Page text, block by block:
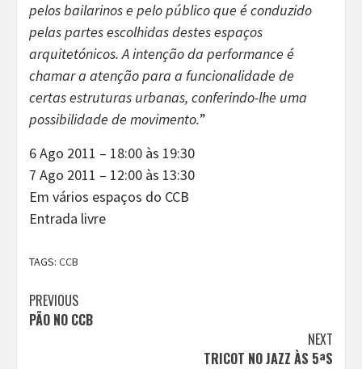
pelos bailarinos e pelo público que é conduzido
pelas partes escolhidas destes espaços
arquitetónicos. A intenção da performance é
chamar a atenção para a funcionalidade de
certas estruturas urbanas, conferindo-lhe uma
possibilidade de movimento.”
6 Ago 2011 – 18:00 às 19:30
7 Ago 2011 – 12:00 às 13:30
Em vários espaços do CCB
Entrada livre
TAGS: CCB
Continue
Reading
PREVIOUS
PÃO NO CCB
NEXT
TRICOT NO JAZZ ÀS 5ªS